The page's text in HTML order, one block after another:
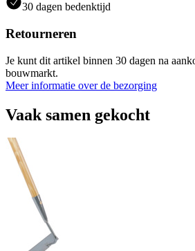
30 dagen bedenktijd
Retourneren
Je kunt dit artikel binnen 30 dagen na
bouwmarkt.
Meer informatie over de bezorging
Vaak samen gekocht